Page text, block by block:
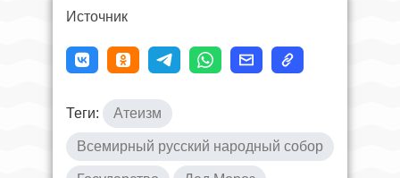
Источник
Теги: Атеизм
Всемирный русский народный собор